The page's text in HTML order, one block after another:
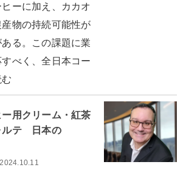
ーに加え、カカオ
物の持続可能性が
る。この課題に業
べく、全日本コー
用クリーム・紅茶
ルテ 日本の
2024.10.11